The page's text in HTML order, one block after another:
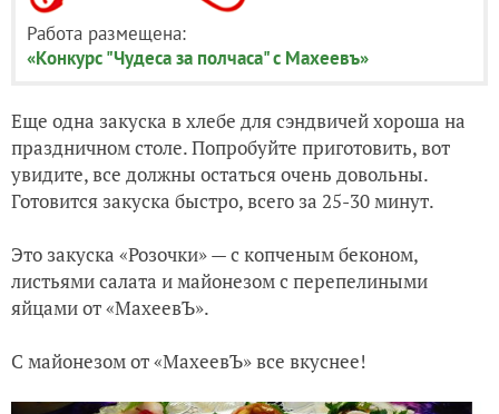
Работа размещена:
«Конкурс "Чудеса за полчаса" с Махеевъ»
Еще одна закуска в хлебе для сэндвичей хороша на
праздничном столе. Попробуйте приготовить, вот
увидите, все должны остаться очень довольны.
Готовится закуска быстро, всего за 25-30 минут.
Это закуска «Розочки» — с копченым беконом,
листьями салата и майонезом с перепелиными
яйцами от «МахеевЪ».
C майонезом от «МахеевЪ» все вкуснее!